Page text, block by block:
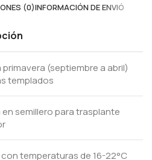
(0)INFORMACIÓN DE ENVIÓ
(septiembre a abril)
templados
en semillero para trasplante
temperaturas de 16-22°C